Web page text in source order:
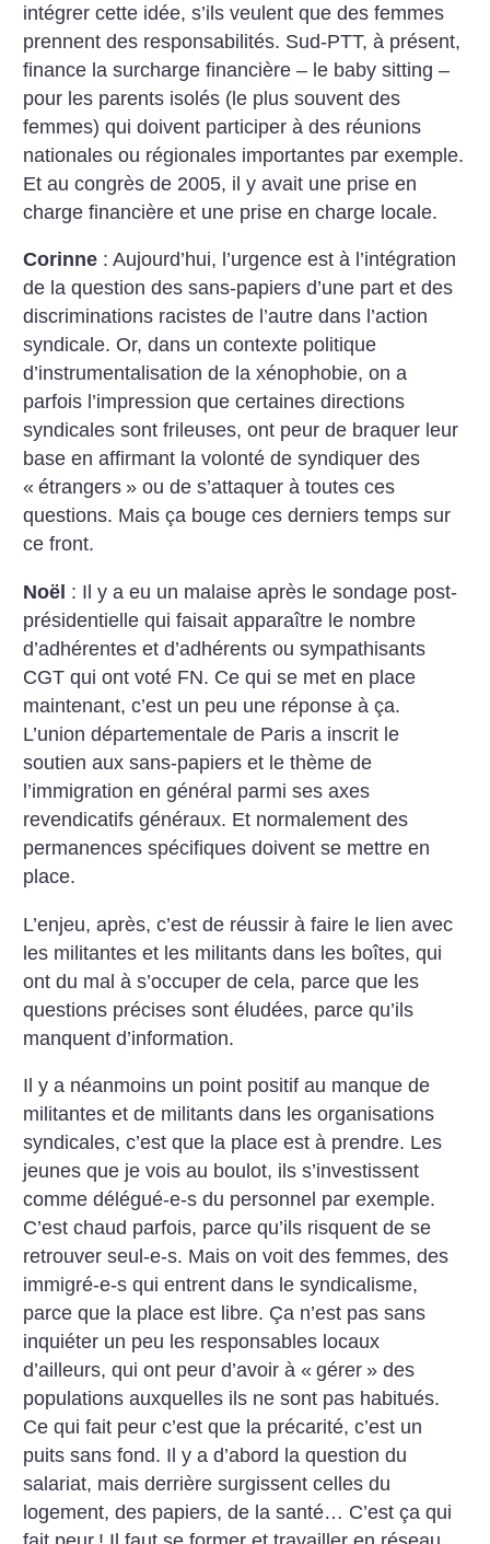
intégrer cette idée, s’ils veulent que des femmes
prennent des responsabilités. Sud-PTT, à présent,
finance la surcharge financière – le baby sitting –
pour les parents isolés (le plus souvent des
femmes) qui doivent participer à des réunions
nationales ou régionales importantes par exemple.
Et au congrès de 2005, il y avait une prise en
charge financière et une prise en charge locale.
Corinne : Aujourd’hui, l’urgence est à l’intégration
de la question des sans-papiers d’une part et des
discriminations racistes de l’autre dans l’action
syndicale. Or, dans un contexte politique
d’instrumentalisation de la xénophobie, on a
parfois l’impression que certaines directions
syndicales sont frileuses, ont peur de braquer leur
base en affirmant la volonté de syndiquer des
« étrangers » ou de s’attaquer à toutes ces
questions. Mais ça bouge ces derniers temps sur
ce front.
Noël : Il y a eu un malaise après le sondage post-
présidentielle qui faisait apparaître le nombre
d’adhérentes et d’adhérents ou sympathisants
CGT qui ont voté FN. Ce qui se met en place
maintenant, c’est un peu une réponse à ça.
L’union départementale de Paris a inscrit le
soutien aux sans-papiers et le thème de
l’immigration en général parmi ses axes
revendicatifs généraux. Et normalement des
permanences spécifiques doivent se mettre en
place.
L’enjeu, après, c’est de réussir à faire le lien avec
les militantes et les militants dans les boîtes, qui
ont du mal à s’occuper de cela, parce que les
questions précises sont éludées, parce qu’ils
manquent d’information.
Il y a néanmoins un point positif au manque de
militantes et de militants dans les organisations
syndicales, c’est que la place est à prendre. Les
jeunes que je vois au boulot, ils s’investissent
comme délégué-e-s du personnel par exemple.
C’est chaud parfois, parce qu’ils risquent de se
retrouver seul-e-s. Mais on voit des femmes, des
immigré-e-s qui entrent dans le syndicalisme,
parce que la place est libre. Ça n’est pas sans
inquiéter un peu les responsables locaux
d’ailleurs, qui ont peur d’avoir à « gérer » des
populations auxquelles ils ne sont pas habitués.
Ce qui fait peur c’est que la précarité, c’est un
puits sans fond. Il y a d’abord la question du
salariat, mais derrière surgissent celles du
logement, des papiers, de la santé… C’est ça qui